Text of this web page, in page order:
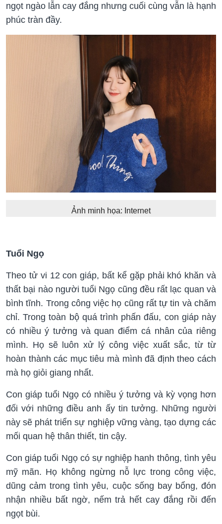
ngọt ngào lẫn cay đắng nhưng cuối cùng vẫn là hạnh
phúc tràn đầy.
Ảnh minh họa: Internet
Tuổi Ngọ
Theo tử vi 12 con giáp, bất kể gặp phải khó khăn và
thất bại nào người tuổi Ngọ cũng đều rất lạc quan và
bình tĩnh. Trong công việc họ cũng rất tự tin và chăm
chỉ. Trong toàn bộ quá trình phấn đấu, con giáp này
có nhiều ý tưởng và quan điểm cá nhân của riêng
mình. Họ sẽ luôn xử lý công việc xuất sắc, từ từ
hoàn thành các mục tiêu mà mình đã định theo cách
mà họ giỏi giang nhất.
Con giáp tuổi Ngọ có nhiều ý tưởng và kỳ vọng hơn
đối với những điều anh ấy tin tưởng. Những người
này sẽ phát triển sự nghiệp vững vàng, tạo dựng các
mối quan hệ thân thiết, tin cậy.
Con giáp tuổi Ngọ có sự nghiệp hanh thông, tình yêu
mỹ mãn. Họ không ngừng nỗ lực trong công việc,
dũng cảm trong tình yêu, cuộc sống bay bổng, đón
nhận nhiều bất ngờ, nếm trả hết cay đắng rồi đến
ngọt bùi.